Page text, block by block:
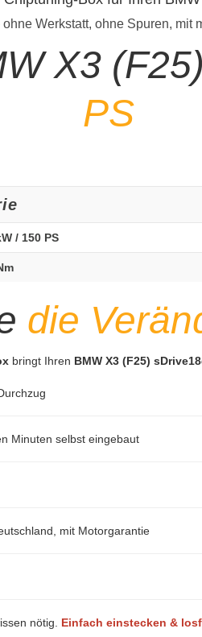
Werkstatt, ohne Spuren, mit
X3 (F25)
PS
/ 150 PS
die
bringt Ihren BMW X3 (F25)
Minuten selbst eingebaut
mit Motorgarantie
nötig. Einfach einstecken &